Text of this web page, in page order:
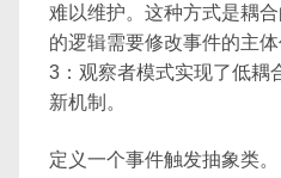
难以维护。这种方式是耦
的逻辑需要修改事件的主体
3：观察者模式实现了低耦
新机制。
定义一个事件触发抽象类。